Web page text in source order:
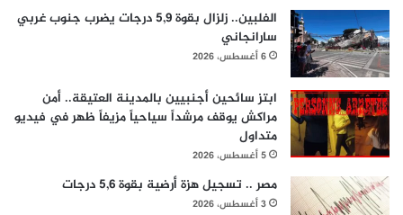
الفلبين.. زلزال بقوة 5,9 درجات يضرب جنوب غربي
سارانجاني
6 أغسطس، 2026
ابتز سائحين أجنبيين بالمدينة العتيقة.. أمن
مراكش يوقف مرشداً سياحياً مزيفاً ظهر في فيديو
متداول
5 أغسطس، 2026
مصر .. تسجيل هزة أرضية بقوة 5,6 درجات
3 أغسطس، 2026